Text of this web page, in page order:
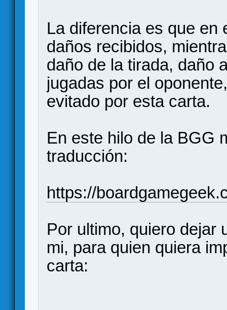
La diferencia es que en
daños recibidos,
daño de la tirada, daño
jugadas por el
evitado por esta carta.
En este hilo de la BGG
traducción:
https://
Por ultimo, quiero dejar
mi, para quien quiera
carta: